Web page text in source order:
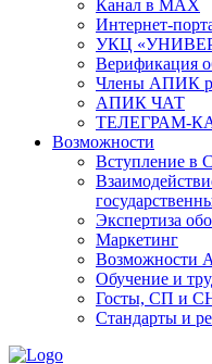
Канал в MAX
Интернет-
УКЦ
Верификация
Члены АПИК
АПИК ЧАТ
ТЕЛЕГРАМ-
Возможности
Вступление в
Экспертиза
Маркетинг
Возможности
Обучение и
Госты, СП и
Стандарты и